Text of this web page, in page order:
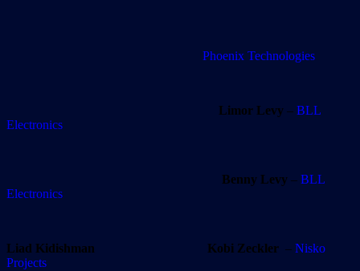
Phoenix Technologies
Limor Levy – BLL
Electronics
Benny Levy – BLL
Electronics
Liad Kidishman Kobi Zeckler – Nisko
Projects